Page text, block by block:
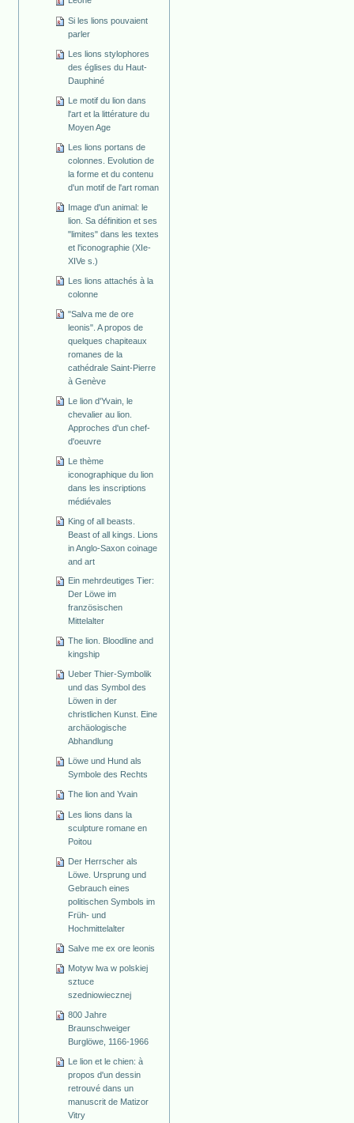
Si les lions pouvaient
parler
Les lions stylophores
des églises du Haut-
Dauphiné
Le motif du lion dans
l'art et la littérature du
Moyen Age
Les lions portans de
colonnes. Evolution de
la forme et du contenu
d'un motif de l'art roman
Image d'un animal: le
lion. Sa définition et ses
"limites" dans les textes
et l'iconographie (XIe-
XIVe s.)
Les lions attachés à la
colonne
"Salva me de ore
leonis". A propos de
quelques chapiteaux
romanes de la
cathédrale Saint-Pierre
à Genève
Le lion d'Yvain, le
chevalier au lion.
Approches d'un chef-
d'oeuvre
Le thème
iconographique du lion
dans les inscriptions
médiévales
King of all beasts.
Beast of all kings. Lions
in Anglo-Saxon coinage
and art
Ein mehrdeutiges Tier:
Der Löwe im
französischen
Mittelalter
The lion. Bloodline and
kingship
Ueber Thier-Symbolik
und das Symbol des
Löwen in der
christlichen Kunst. Eine
archäologische
Abhandlung
Löwe und Hund als
Symbole des Rechts
The lion and Yvain
Les lions dans la
sculpture romane en
Poitou
Der Herrscher als
Löwe. Ursprung und
Gebrauch eines
politischen Symbols im
Früh- und
Hochmittelalter
Salve me ex ore leonis
Motyw lwa w polskiej
sztuce
szedniowiecznej
800 Jahre
Braunschweiger
Burglöwe, 1166-1966
Le lion et le chien: à
propos d'un dessin
retrouvé dans un
manuscrit de Matizor
Vitry